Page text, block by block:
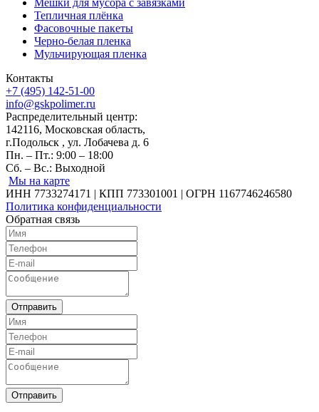
Тепличная плёнка
Фасовочные пакеты
Черно-белая пленка
Мульчирующая пленка
Контакты
+7 (495) 142-51-00
info@gskpolimer.ru
Распределительный центр:
142116, Московская область,
г.Подольск , ул. Лобачева д. 6
Пн. – Пт.: 9:00 – 18:00
Сб. – Вс.: Выходной
Мы на карте
ИНН 7733274171 | КПП 773301001 | ОГРН 1167746246580
Политика конфиденциальности
Обратная связь
Отправить
Отправить